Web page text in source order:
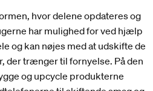
hvor delene opdateres og
har mulighed for ved hjælp
og kan nøjes med at udskifte de
der trænger til fornyelse. På den
og upcycle produkterne